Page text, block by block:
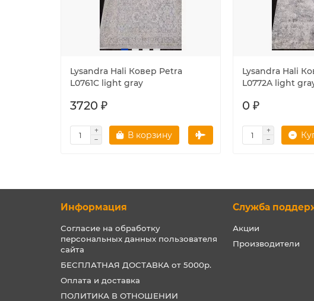
Lysandra Hali Ковер Petra
L0761C light gray
3720 ₽
В корзину
Lysandra Hali
L0772A light
0 ₽
Информация
Согласие на обработку
персональных данных пользователя
сайта
БЕСПЛАТНАЯ ДОСТАВКА от 5000р.
Оплата и доставка
ПОЛИТИКА В ОТНОШЕНИИ
Служба
Акции
Производители